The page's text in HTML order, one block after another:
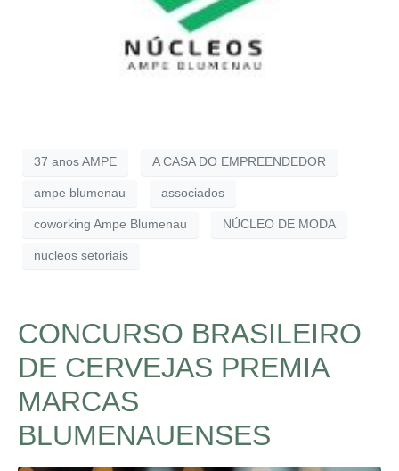
37 anos AMPE A CASA DO EMPREENDEDOR
ampe blumenau associados
coworking Ampe Blumenau NÚCLEO DE MODA
nucleos setoriais
CONCURSO BRASILEIRO
DE CERVEJAS PREMIA
MARCAS
BLUMENAUENSES